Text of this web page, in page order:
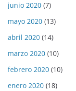
junio 2020 (7)
mayo 2020 (13)
abril 2020 (14)
marzo 2020 (10)
febrero 2020 (10)
enero 2020 (18)